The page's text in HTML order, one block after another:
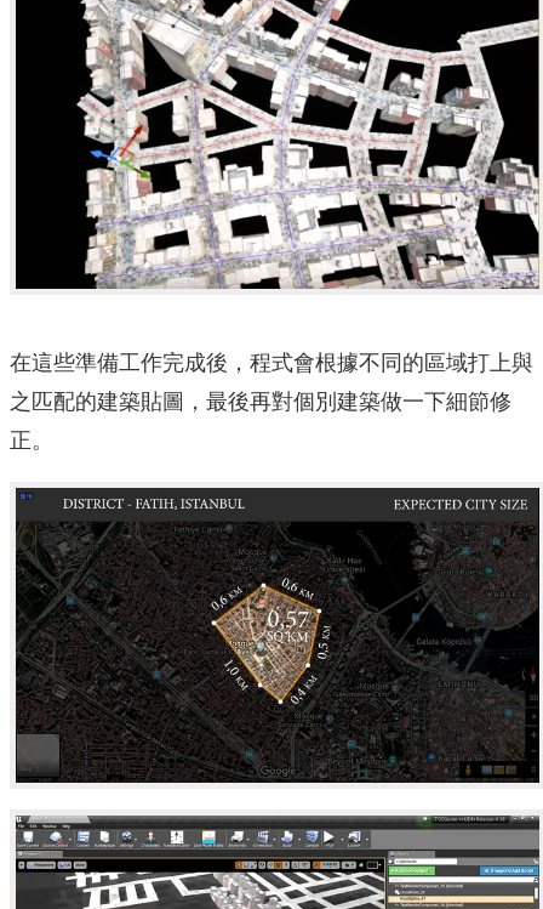
在這些準備工作完成後，程式會根據不同的區域打上與
之匹配的建築貼圖，最後再對個別建築做一下細節修
正。